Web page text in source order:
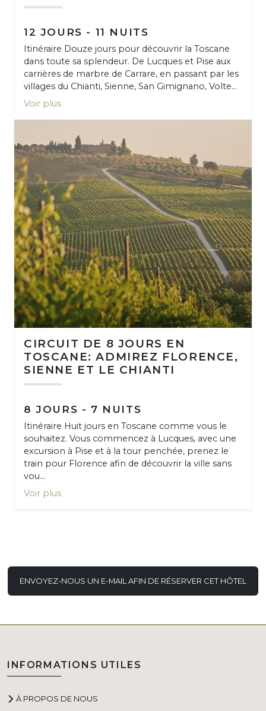
12 JOURS - 11 NUITS
Itinéraire Douze jours pour découvrir la Toscane
dans toute sa splendeur. De Lucques et Pise aux
carrières de marbre de Carrare, en passant par les
villages du Chianti, Sienne, San Gimignano, Volte...
Voir plus
CIRCUIT DE 8 JOURS EN
TOSCANE: ADMIREZ FLORENCE,
SIENNE ET LE CHIANTI
8 JOURS - 7 NUITS
Itinéraire Huit jours en Toscane comme vous le
souhaitez. Vous commencez à Lucques, avec une
excursion à Pise et à la tour penchée, prenez le
train pour Florence afin de découvrir la ville sans
vou...
Voir plus
ENVOYEZ-NOUS UN E-MAIL AFIN DE RÉSERVER CET HÔTEL
INFORMATIONS UTILES
À PROPOS DE NOUS